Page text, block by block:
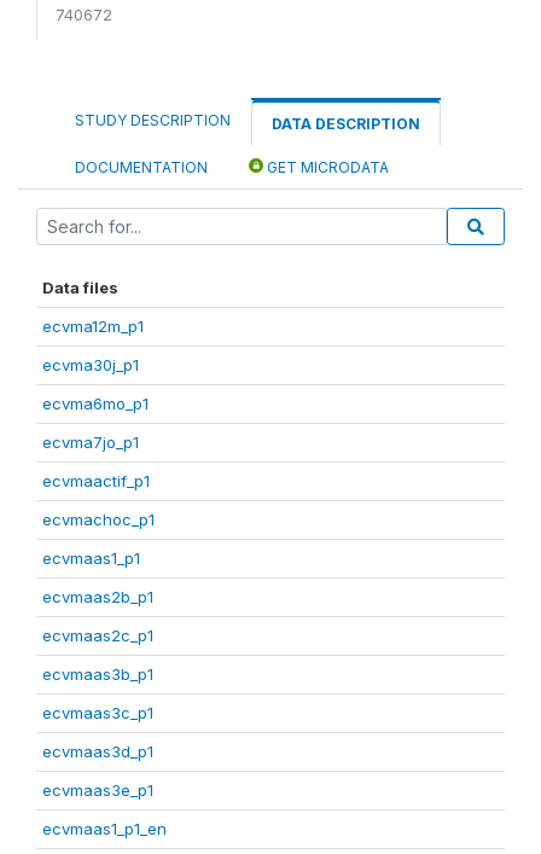
740672
STUDY DESCRIPTION DATA DESCRIPTION
DOCUMENTATION GET MICRODATA
Data files
ecvma12m_p1
ecvma30j_p1
ecvma6mo_p1
ecvma7jo_p1
ecvmaactif_p1
ecvmachoc_p1
ecvmaas1_p1
ecvmaas2b_p1
ecvmaas2c_p1
ecvmaas3b_p1
ecvmaas3c_p1
ecvmaas3d_p1
ecvmaas3e_p1
ecvmaas1_p1_en